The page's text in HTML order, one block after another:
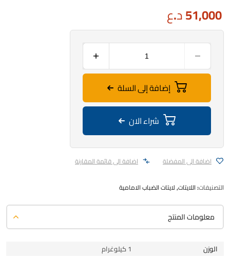
51,000د.ع
إضافة إلى السلة
شراء الان
اضافة الى المفضلة اضافة الى قائمة المقارنة
التصنيفات:اللايتات,لايتات الضباب الامامية
معلومات المنتج
الوزن
1 كيلوغرام